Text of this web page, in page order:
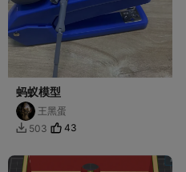
蚂蚁模型
王黑蛋
 503 43